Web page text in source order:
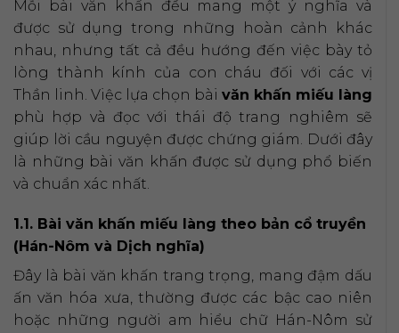
Mỗi bài văn khấn đều mang một ý nghĩa và
được sử dụng trong những hoàn cảnh khác
nhau, nhưng tất cả đều hướng đến việc bày tỏ
lòng thành kính của con cháu đối với các vị
Thần linh. Việc lựa chọn bài văn khấn miếu làng
phù hợp và đọc với thái độ trang nghiêm sẽ
giúp lời cầu nguyện được chứng giám. Dưới đây
là những bài văn khấn được sử dụng phổ biến
và chuẩn xác nhất.
1.1. Bài văn khấn miếu làng theo bản cổ truyền
(Hán-Nôm và Dịch nghĩa)
Đây là bài văn khấn trang trọng, mang đậm dấu
ấn văn hóa xưa, thường được các bậc cao niên
hoặc những người am hiểu chữ Hán-Nôm sử